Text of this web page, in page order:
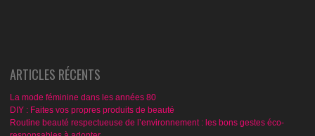
ARTICLES RÉCENTS
La mode féminine dans les années 80
DIY : Faites vos propres produits de beauté
Routine beauté respectueuse de l’environnement : les bons gestes éco-